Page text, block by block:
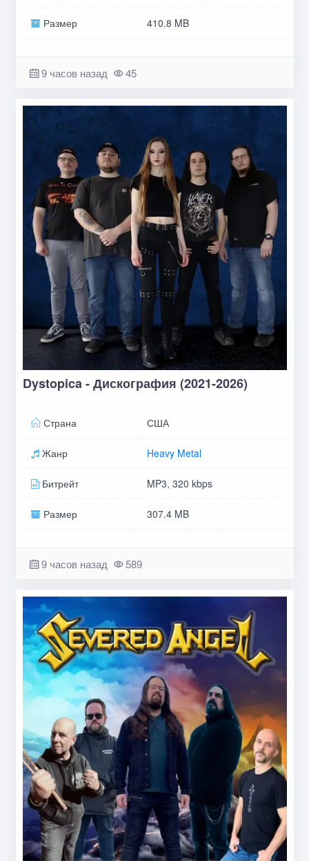
Размер 410.8 MB
9 часов назад 45
Dystopica - Дискография (2021-2026)
Страна США
Жанр Heavy Metal
Битрейт MP3, 320 kbps
Размер 307.4 MB
9 часов назад 589